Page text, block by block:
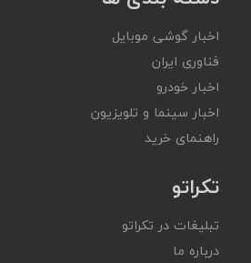
اخبار گوشی موبایل
فناوری ایران
اخبار خودرو
اخبار سینما و تلویزیون
راهنمای خرید
تکراتو
تبلیغات در تکراتو
درباره ما